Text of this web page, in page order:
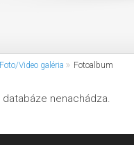
Foto/Video galéria Fotoalbum
databáze nenachádza.